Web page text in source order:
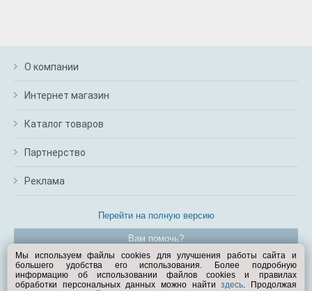
О компании
Интернет магазин
Каталог товаров
Партнерство
Реклама
Перейти на полную версию
Вам помочь?
© Exist.ru 1998—2026
Мы используем файлы cookies для улучшения работы сайта и
большего удобства его использования. Более подробную
информацию об использовании файлов cookies и правилах
обработки персональных данных можно найтиздесь. Продолжая